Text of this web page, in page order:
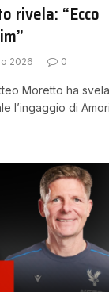
rivela: “Ecco
2026 0
Moretto ha
l’ingaggio di